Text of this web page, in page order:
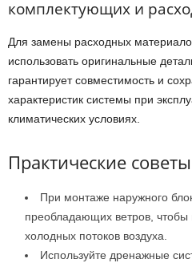
комплектующих и
Для замены расходных
использовать оригинальные
гарантирует совместимость и
характеристик системы при
климатических условиях.
Практические
При монтаже наружного
преобладающих ветров, чтобы
холодных потоков воздуха.
Используйте дренажные